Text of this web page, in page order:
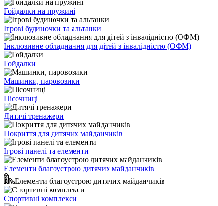
Гойдалки на пружині
Ігрові будиночки та альтанки
Інклюзивне обладнання для дітей з інвалідністю (ОФМ)
Гойдалки
Машинки, паровозики
Пісочниці
Дитячі тренажери
Покриття для дитячих майданчиків
Ігрові панелі та елементи
Елементи благоустрою дитячих майданчиків
Елементи благоустрою дитячих майданчиків
Спортивні комплекси